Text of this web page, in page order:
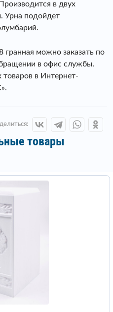
в двух
Урна подойдет
гранная можно заказать по
в офис службы.
в Интернет-
товары